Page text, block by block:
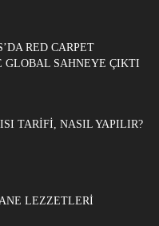
RED CARPET
GLOBAL SAHNEYE ÇIKTI
TARIFI, NASIL YAPILIR?
LEZZETLERI